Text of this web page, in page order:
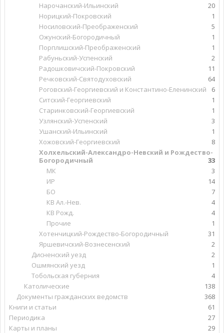
Нарочанский-Ильинский
20
Норицкий-Покровский
1
Носиловский-Преображенский
5
Ожунский-Богородичный
1
Порплишский-Преображенский
1
Рабуньский-Успенский
2
Радошковичский-Покровский
11
Речковский-Святодуховский
64
Роговский-Георгиевский и Константино-Еленинский
6
Ситский-Георгиевский
1
Старинковский-Георгиевский
1
Узлянский-Успенский
3
Ушанский-Ильинский
1
Хожовский-Георгиевский
8
Холхельский-Александро-Невский и Рождество-
Богородичный
33
МК
3
ИР
14
БО
7
КВ Ал.-Нев.
4
КВ Рожд.
4
Прочие
1
Хотенчицкий-Рождество-Богородичный
31
Яршевичский-Вознесенский
2
Дисненский уезд
2
Ошмянский уезд
1
Тобольская губерния
4
Католические
138
Документы гражданских ведомств
368
Книги и статьи
61
Периодика
27
Карты и планы
29